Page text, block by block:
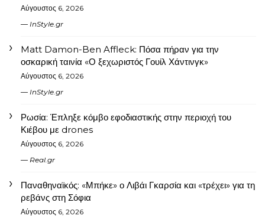
Αύγουστος 6, 2026
InStyle.gr
Matt Damon-Ben Affleck: Πόσα πήραν για την
οσκαρική ταινία «Ο ξεχωριστός Γουίλ Χάντινγκ»
Αύγουστος 6, 2026
InStyle.gr
Ρωσία: Έπληξε κόμβο εφοδιαστικής στην περιοχή του
Κιέβου με drones
Αύγουστος 6, 2026
Real.gr
Παναθηναϊκός: «Μπήκε» ο Λιβάι Γκαρσία και «τρέχει» για τη
ρεβάνς στη Σόφια
Αύγουστος 6, 2026